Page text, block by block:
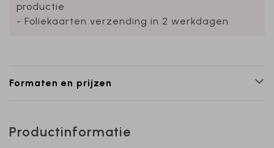
productie
- Foliekaarten verzending in 2 werkdagen
Formaten en prijzen
Productinformatie